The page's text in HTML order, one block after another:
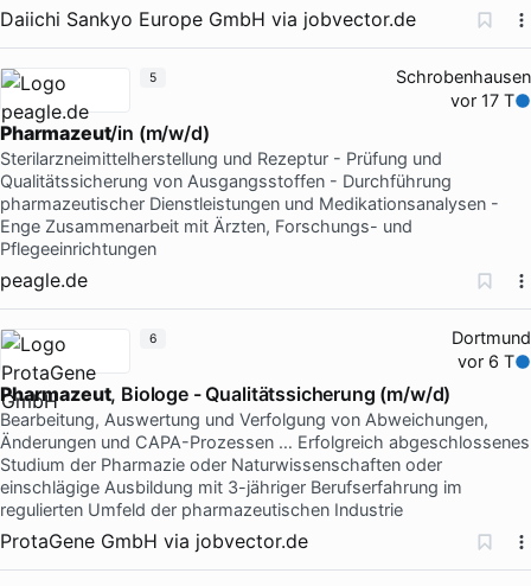
Daiichi Sankyo Europe GmbH via jobvector.de
Schrobenhausen
vor 17 T
Pharmazeut/in (m/w/d)
Sterilarzneimittelherstellung und Rezeptur - Prüfung und
Qualitätssicherung von Ausgangsstoffen - Durchführung
pharmazeutischer Dienstleistungen und Medikationsanalysen -
Enge Zusammenarbeit mit Ärzten, Forschungs- und
Pflegeeinrichtungen
peagle.de
5
Dortmund
vor 6 T
Pharmazeut, Biologe - Qualitätssicherung (m/w/d)
Bearbeitung, Auswertung und Verfolgung von Abweichungen,
Änderungen und CAPA-Prozessen … Erfolgreich abgeschlossenes
Studium der Pharmazie oder Naturwissenschaften oder
einschlägige Ausbildung mit 3-jähriger Berufserfahrung im
regulierten Umfeld der pharmazeutischen Industrie
ProtaGene GmbH via jobvector.de
6